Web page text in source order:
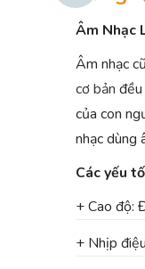
Âm Nhạc
Âm nhạc
cơ bản
của con
nhạc dùng
Các yếu
+ Cao độ:
+ Nhịp